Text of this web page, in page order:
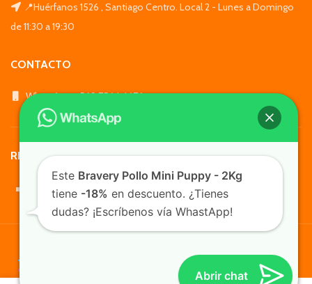
📍Huérfanos 1526 , Santiago Centro. Local 2 - Lunes a Domingo
de 11:30 a 19:30
CONTACTO
WhatsApp: +569 7564 4676
REDES SOCIALES
TusMascotas.cl
Abrir chat
Este Bravery Pollo Mini Puppy - 2Kg
tiene -18% en descuento. ¿Tienes
dudas? ¡Escríbenos vía WhastApp!